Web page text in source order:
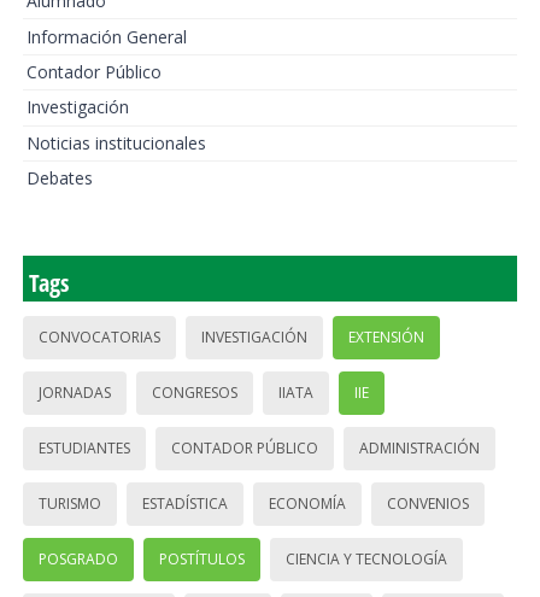
Información General
Contador Público
Investigación
Noticias institucionales
Debates
Tags
CONVOCATORIAS INVESTIGACIÓN EXTENSIÓN
JORNADAS CONGRESOS IIATA IIE
ESTUDIANTES CONTADOR PÚBLICO ADMINISTRACIÓN
TURISMO ESTADÍSTICA ECONOMÍA CONVENIOS
POSGRADO POSTÍTULOS CIENCIA Y TECNOLOGÍA